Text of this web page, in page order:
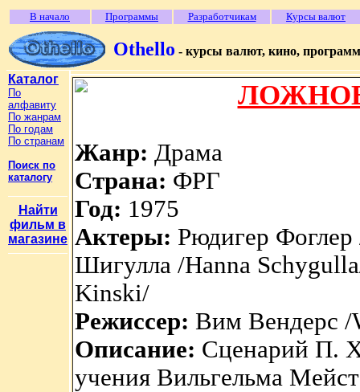
В начало Программы Разработчикам Курсы валют
Othello - курсы валют, кино,
Каталог
По
алфавиту
По жанрам
По годам
По странам
Поиск по
каталогу
Найти
фильм в
магазине
Жанр: Драма
Страна: ФРГ
Год: 1975
Актеры: Рюдигер
Шигулла /Hanna
Kinski/
Режиссер: Вим Вендерс /
Описание: Сценарий П.
учения Вильгельма